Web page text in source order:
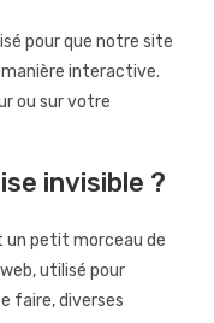
pour que notre site
interactive.
ou sur votre
invisible ?
un petit morceau de
utilisé pour
faire, diverses